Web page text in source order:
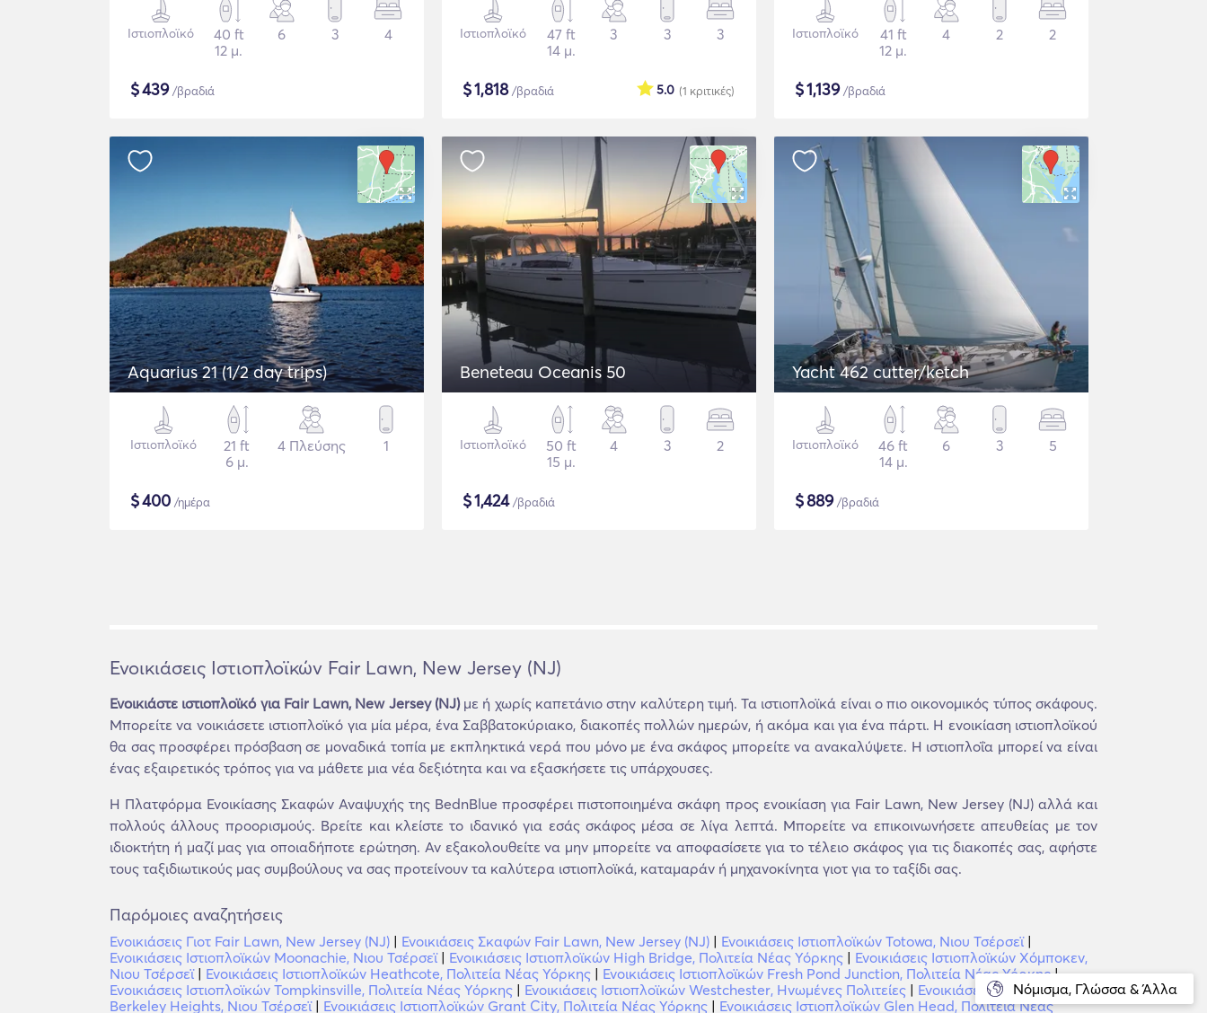
Ιστιοπλοϊκό
40 ft
12 μ.
6 3 4
$439/βραδιά
Ιστιοπλοϊκό
47 ft
14 μ.
3 3 3
$1,818/βραδιά (1 κριτικές)
5.0
Ιστιοπλοϊκό
41 ft
12 μ.
4 2 2
$1,139/βραδιά
Aquarius 21 (1/2 day trips)
Ιστιοπλοϊκό
21 ft
6 μ.
4 Πλεύσης 1
$400 /ημέρα
Beneteau Oceanis 50
Ιστιοπλοϊκό
50 ft
15 μ.
4 3 2
$1,424/βραδιά
Yacht 462 cutter/ketch
Ιστιοπλοϊκό
46 ft
14 μ.
6 3 5
$889/βραδιά
Νόμισμα, Γλώσσα & Άλλα
Ενοικιάσεις Ιστιοπλοϊκών Fair Lawn, New Jersey (NJ)
Ενοικιάστε ιστιοπλοϊκό για Fair Lawn, New Jersey (NJ)με ή χωρίς καπετάνιο στην καλύτερη τιμή. Τα ιστιοπλοϊκά είναι ο πιο οικονομικός τύπος σκάφους.
Μπορείτε να νοικιάσετε ιστιοπλοϊκό για μία μέρα, ένα Σαββατοκύριακο, διακοπές πολλών ημερών, ή ακόμα και για ένα πάρτι. Η ενοικίαση ιστιοπλοϊκού
θα σας προσφέρει πρόσβαση σε μοναδικά τοπία με εκπληκτικά νερά που μόνο με ένα σκάφος μπορείτε να ανακαλύψετε. Η ιστιοπλοΐα μπορεί να είναι
ένας εξαιρετικός τρόπος για να μάθετε μια νέα δεξιότητα και να εξασκήσετε τις υπάρχουσες.
Η Πλατφόρμα Ενοικίασης Σκαφών Αναψυχής της BednBlue προσφέρει πιστοποιημένα σκάφη προς ενοικίαση για Fair Lawn, New Jersey (NJ) αλλά και
πολλούς άλλους προορισμούς. Βρείτε και κλείστε το ιδανικό για εσάς σκάφος μέσα σε λίγα λεπτά. Μπορείτε να επικοινωνήσετε απευθείας με τον
ιδιοκτήτη ή μαζί μας για οποιαδήποτε ερώτηση. Αν εξακολουθείτε να μην μπορείτε να αποφασίσετε για το τέλειο σκάφος για τις διακοπές σας, αφήστε
τους ταξιδιωτικούς μας συμβούλους να σας προτείνουν τα καλύτερα ιστιοπλοϊκά, καταμαράν ή μηχανοκίνητα γιοτ για το ταξίδι σας.
Παρόμοιες αναζητήσεις
Ενοικιάσεις Γιοτ Fair Lawn, New Jersey (NJ) | Ενοικιάσεις Σκαφών Fair Lawn, New Jersey (NJ) | Ενοικιάσεις Ιστιοπλοϊκών Totowa, Νιου Τσέρσεϊ|
Ενοικιάσεις Ιστιοπλοϊκών Moonachie, Νιου Τσέρσεϊ| Ενοικιάσεις Ιστιοπλοϊκών High Bridge, Πολιτεία Νέας Υόρκης | Ενοικιάσεις Ιστιοπλοϊκών Χόμποκεν,
Νιου Τσέρσεϊ| Ενοικιάσεις Ιστιοπλοϊκών Heathcote, Πολιτεία Νέας Υόρκης | Ενοικιάσεις Ιστιοπλοϊκών Fresh Pond Junction, Πολιτεία Νέας Υόρκης|
Ενοικιάσεις Ιστιοπλοϊκών Tompkinsville, Πολιτεία Νέας Υόρκης | Ενοικιάσεις Ιστιοπλοϊκών Westchester, Ηνωμένες Πολιτείες | Ενοικιάσεις Ιστιοπλοϊκών
Berkeley Heights, Νιου Τσέρσεϊ| Ενοικιάσεις Ιστιοπλοϊκών Grant City, Πολιτεία Νέας Υόρκης | Ενοικιάσεις Ιστιοπλοϊκών Glen Head, Πολιτεία Νέας